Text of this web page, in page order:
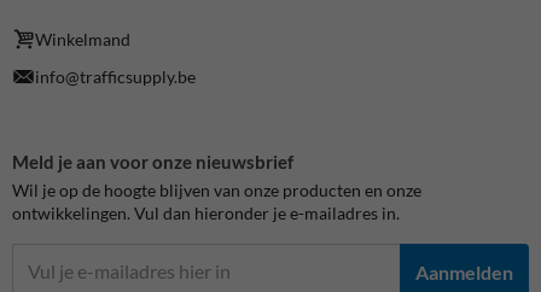
Winkelmand
info@trafficsupply.be
Meld je aan voor onze nieuwsbrief
Wil je op de hoogte blijven van onze producten en onze
ontwikkelingen. Vul dan hieronder je e-mailadres in.
Aanmelden